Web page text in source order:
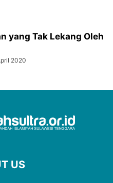
yang Tak Lekang Oleh
2020
US